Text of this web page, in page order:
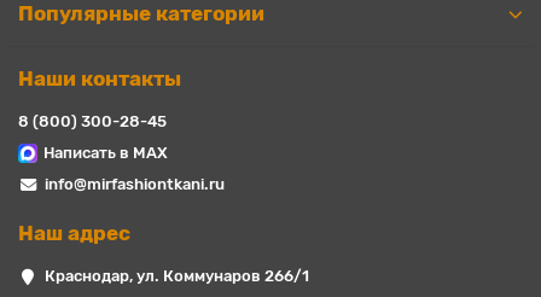
Популярные категории
Наши контакты
8 (800) 300-28-45
Написать в MAX
info@mirfashiontkani.ru
Наш адрес
Краснодар, ул. Коммунаров 266/1